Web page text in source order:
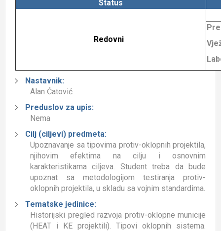
Status
Redovni
Nastavnik:
Alan Ćatović
Preduslov za upis:
Nema
Cilj (ciljevi) predmeta:
Upoznavanje sa tipovima protiv-oklopnih projektila,
njihovim efektima na cilju i osnovnim
karakteristikama ciljeva. Student treba da bude
upoznat sa metodologijom testiranja protiv-
oklopnih projektila, u skladu sa vojnim standardima.
Tematske jedinice:
Historijski pregled razvoja protiv-oklopne municije
(HEAT i KE projektili). Tipovi oklopnih sistema.